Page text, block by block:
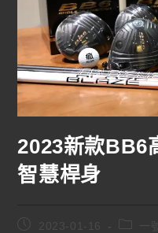
2023新款BB6
智慧桿身
2023-01-16